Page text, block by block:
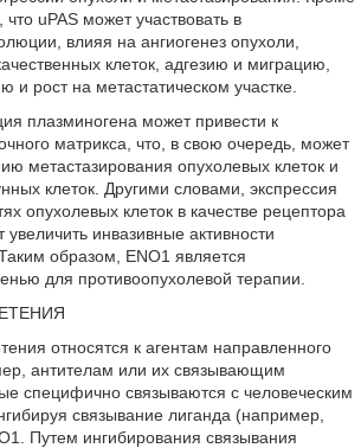
uPAS может участвовать в
влияя на ангиогенез опухоли,
клеток, адгезию и миграцию,
и рост на метастатическом участке.
плазминогена может привести к
матрикса, что, в свою очередь, может
метастазирования опухолевых клеток и
клеток. Другими словами, экспрессия
опухолевых клеток в качестве рецептора
инвазивные активности
образом, ENO1 является
для противоопухолевой терапии.
относятся к агентам направленного
антителам или их связывающим
специфично связываются с человеческим
связывание лиганда (например,
Путем ингибирования связывания